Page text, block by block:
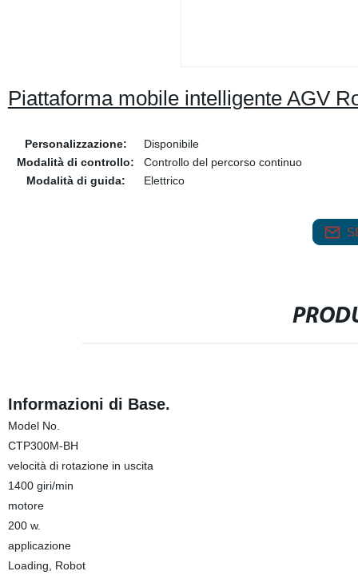
Piattaforma mobile intelligente AGV
Personalizzazione:
Disponibile
Modalità di controllo:
Controllo del percorso continuo
Modalità di guida:
Elettrico
Informazioni di Base.
Model No.
CTP300M-BH
velocità di rotazione in uscita
1400 giri/min
motore
200 w.
applicazione
Loading, Robot